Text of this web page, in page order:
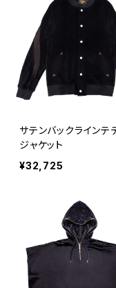
サテンバックラインテ
ジャケット
¥32,725